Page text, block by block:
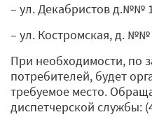
– ул. Декабристов д.№№
– ул. Костромская, д. №№
При необходимости, по
потребителей, будет
требуемое место.
диспетчерской службы: